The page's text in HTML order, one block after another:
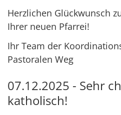
Herzlichen Glückwunsch
Ihrer neuen Pfarrei!
Ihr Team der
Pastoralen Weg
07.12.2025 - Sehr
katholisch!